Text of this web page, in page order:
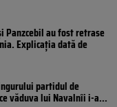
Panzcebil au fost retrase
Explicația dată de
partidul de
văduva lui Navalnîi i-a...